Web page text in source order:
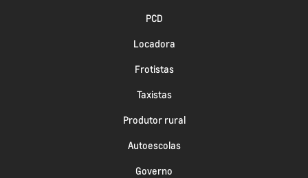
PCD
Locadora
Frotistas
Taxistas
Produtor rural
Autoescolas
Governo